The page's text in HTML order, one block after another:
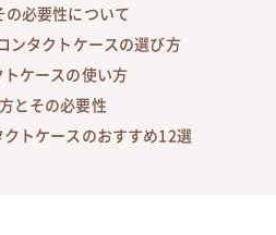
の必要性について
ンタクトケースの選び方
ケースの使い方
とその必要性
トケースのおすすめ12選